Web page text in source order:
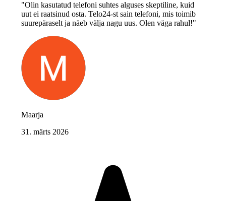
"Olin kasutatud telefoni suhtes alguses skeptiline, kuid
uut ei raatsinud osta. Telo24-st sain telefoni, mis toimib
suurepäraselt ja näeb välja nagu uus. Olen väga rahul!"
Maarja
31. märts 2026